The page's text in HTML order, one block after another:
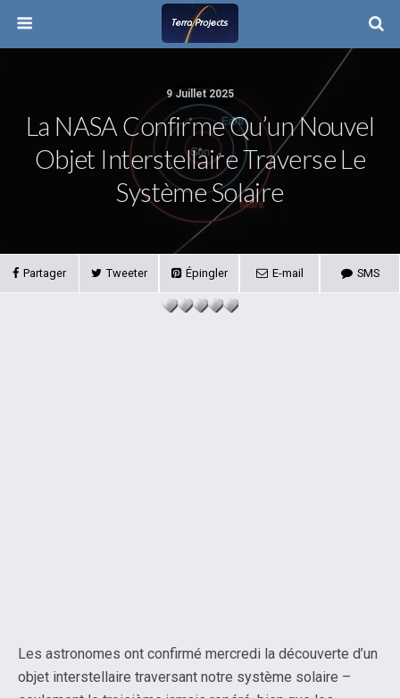
9 Juillet 2025
La NASA Confirme Qu’un Nouvel
Objet Interstellaire Traverse Le
Système Solaire
Partager Tweeter Épingler E-mail SMS
Les astronomes ont confirmé mercredi la découverte d’un
objet interstellaire traversant notre système solaire –